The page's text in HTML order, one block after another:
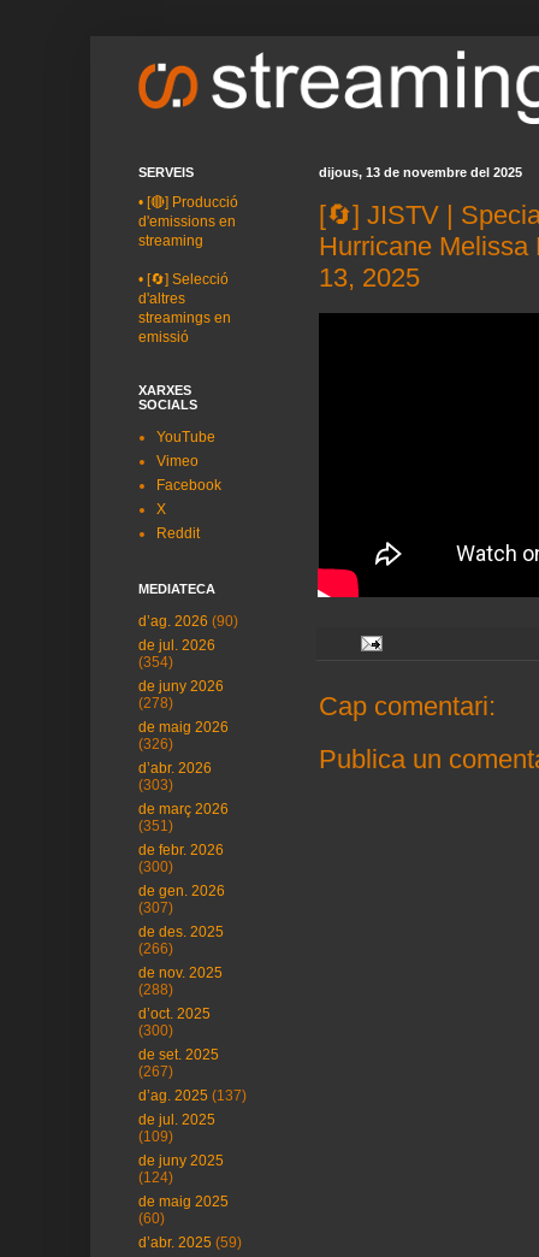
dijous, 13 de novembre del 2025
[🔄] JISTV |
Hurricane Melissa
13, 2025
Cap comentari:
Publica un
SERVEIS
• [🔴] Producció
d'emissions en
streaming
• [🔄] Selecció
d'altres
streamings en
emissió
XARXES
SOCIALS
YouTube
Vimeo
Facebook
X
Reddit
MEDIATECA
d’ag. 2026 (90)
de jul. 2026
(354)
de juny 2026
(278)
de maig 2026
(326)
d’abr. 2026
(303)
de març 2026
(351)
de febr. 2026
(300)
de gen. 2026
(307)
de des. 2025
(266)
de nov. 2025
(288)
d’oct. 2025
(300)
de set. 2025
(267)
d’ag. 2025 (137)
de jul. 2025
(109)
de juny 2025
(124)
de maig 2025
(60)
d’abr. 2025 (59)